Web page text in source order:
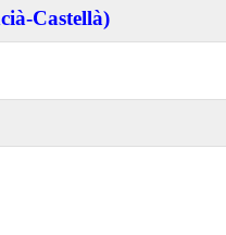
Castellà)